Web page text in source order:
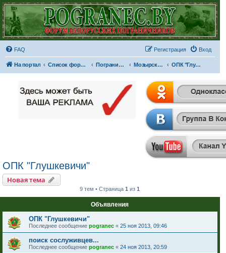
FAQ Вход
Регистрация
На портал Список форумов Пограничные отряды и части Мозырский пограничный отряд ОПК "Глушкевичи"
ОПК "Глушкевичи"
Новая тема
9 тем • Страница1 из1
Объявления
ОПК "Глушкевичи"
Последнее сообщение pogranec « 25 ноя 2013, 09:46
поиск сослуживцев...
Последнее сообщение pogranec « 24 ноя 2013, 20:59